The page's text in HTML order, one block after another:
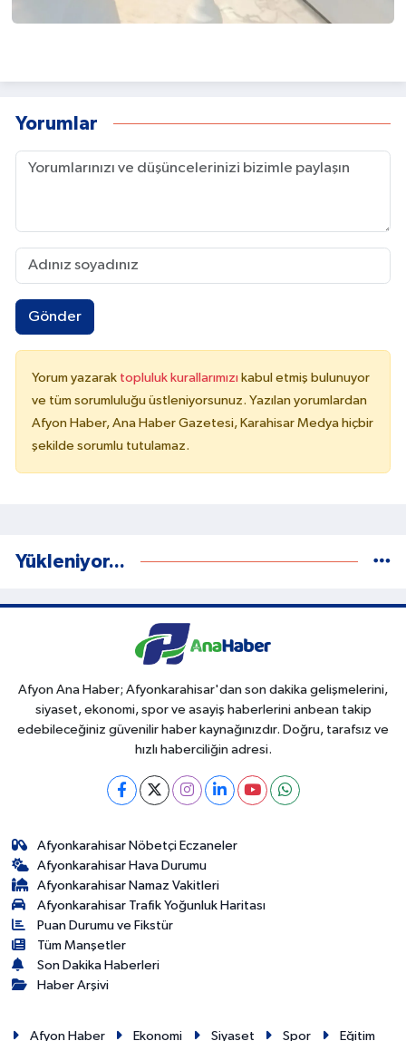
Yorumlar
Gönder
Yorum yazarak topluluk kurallarımızı kabul etmiş bulunuyor
ve tüm sorumluluğu üstleniyorsunuz. Yazılan yorumlardan
Afyon Haber, Ana Haber Gazetesi, Karahisar Medya hiçbir
şekilde sorumlu tutulamaz.
Yükleniyor...
Afyon Ana Haber; Afyonkarahisar'dan son dakika gelişmelerini,
siyaset, ekonomi, spor ve asayiş haberlerini anbean takip
edebileceğiniz güvenilir haber kaynağınızdır. Doğru, tarafsız ve
hızlı haberciliğin adresi.
Afyonkarahisar Nöbetçi Eczaneler
Afyonkarahisar Hava Durumu
Afyonkarahisar Namaz Vakitleri
Afyonkarahisar Trafik Yoğunluk Haritası
Puan Durumu ve Fikstür
Tüm Manşetler
Son Dakika Haberleri
Haber Arşivi
Afyon Haber Ekonomi Siyaset Spor Eğitim